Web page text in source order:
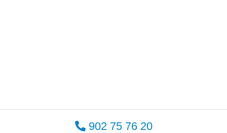
902 75 76 20